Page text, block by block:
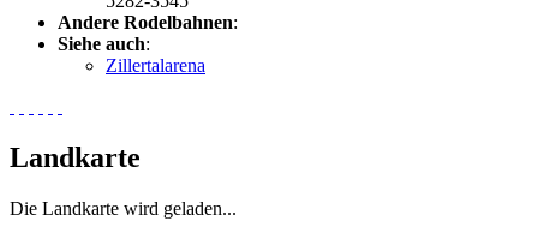
Andere Rodelbahnen:
Siehe auch:
Zillertalarena
Landkarte
Die Landkarte wird geladen...